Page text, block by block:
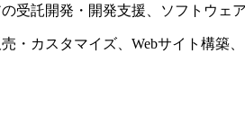
受託開発・開発支援、ソフトウ
・カスタマイズ、Webサイト構